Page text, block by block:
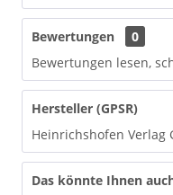
Bewertungen
0
Bewertungen lesen,
Hersteller (GPSR)
Heinrichshofen Verlag
Das könnte Ihnen